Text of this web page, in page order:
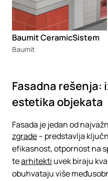
Baumit CeramicSistem
Baumit
Fasadna rešenja:
estetika objekata
Fasada je jedan od
zgrade– predstavlja
efikasnost, otpornost na
tearhitekti uvek biraju
obuhvataju više